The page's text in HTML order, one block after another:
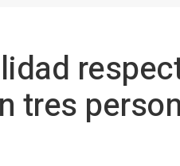
tres